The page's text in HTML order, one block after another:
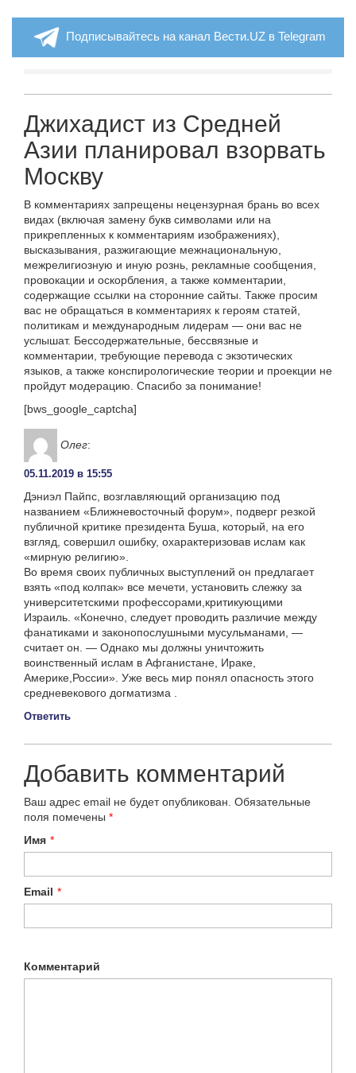
Подписывайтесь на канал Вести.UZ в Telegram
Джихадист из Средней
Азии планировал взорвать
Москву
В комментариях запрещены нецензурная брань во всех
видах (включая замену букв символами или на
прикрепленных к комментариям изображениях),
высказывания, разжигающие межнациональную,
межрелигиозную и иную рознь, рекламные сообщения,
провокации и оскорбления, а также комментарии,
содержащие ссылки на сторонние сайты. Также просим
вас не обращаться в комментариях к героям статей,
политикам и международным лидерам — они вас не
услышат. Бессодержательные, бессвязные и
комментарии, требующие перевода с экзотических
языков, а также конспирологические теории и проекции не
пройдут модерацию. Спасибо за понимание!
[bws_google_captcha]
Олег:
05.11.2019 в 15:55
Дэниэл Пайпс, возглавляющий организацию под
названием «Ближневосточный форум», подверг резкой
публичной критике президента Буша, который, на его
взгляд, совершил ошибку, охарактеризовав ислам как
«мирную религию».
Во время своих публичных выступлений он предлагает
взять «под колпак» все мечети, установить слежку за
университетскими профессорами,критикующими
Израиль. «Конечно, следует проводить различие между
фанатиками и законопослушными мусульманами, —
считает он. — Однако мы должны уничтожить
воинственный ислам в Афганистане, Ираке,
Америке,России». Уже весь мир понял опасность этого
средневекового догматизма .
Ответить
Добавить комментарий
Ваш адрес email не будет опубликован. Обязательные
поля помечены *
Имя *
Email *
Комментарий